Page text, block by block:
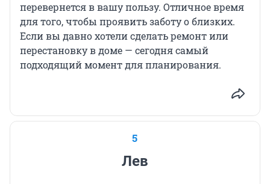
перевернется в вашу пользу. Отличное время
для того, чтобы проявить заботу о близких.
Если вы давно хотели сделать ремонт или
перестановку в доме — сегодня самый
подходящий момент для планирования.
5
Лев